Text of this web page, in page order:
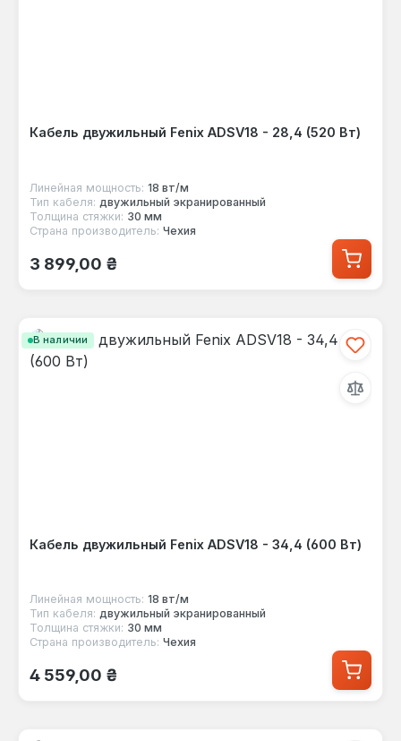
Кабель двужильный Fenix ADSV18 - 28,4 (520 Вт)
Линейная мощность: 18 вт/м
Тип кабеля: двужильный экранированный
Толщина стяжки: 30 мм
Страна производитель: Чехия
Обычная цена:
3 899,00 ₴
В наличии
Кабель двужильный Fenix ADSV18 - 34,4 (600 Вт)
Линейная мощность: 18 вт/м
Тип кабеля: двужильный экранированный
Толщина стяжки: 30 мм
Страна производитель: Чехия
Обычная цена:
4 559,00 ₴